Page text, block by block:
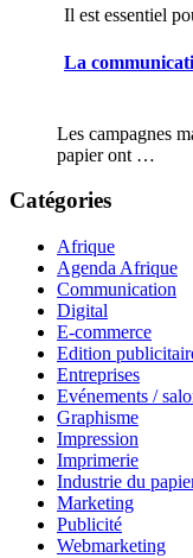
Il est essentiel
La
Les campagnes
papier ont …
Catégories
Afrique
Agenda Afrique
Communication
Digital
E-commerce
Edition
Entreprises
Evénements /
Graphisme
Impression
Imprimerie
Industrie du
Marketing
Publicité
Webmarketing